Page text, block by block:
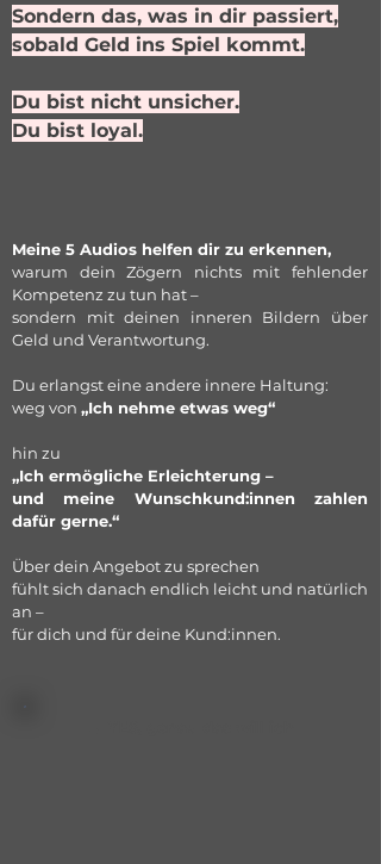
Sondern das, was in dir passiert,
sobald Geld ins Spiel kommt.
Du bist nicht unsicher.
Du bist loyal.
Meine 5 Audios helfen dir zu erkennen,
warum dein Zögern nichts mit fehlender
Kompetenz zu tun hat –
sondern mit deinen inneren Bildern über
Geld und Verantwortung.
Du erlangst eine andere innere Haltung:
weg von „Ich nehme etwas weg“
hin zu
„Ich ermögliche Erleichterung –
und meine Wunschkund:innen zahlen
dafür gerne.“
Über dein Angebot zu sprechen
fühlt sich danach endlich leicht und natürlich
an –
für dich und für deine Kund:innen.